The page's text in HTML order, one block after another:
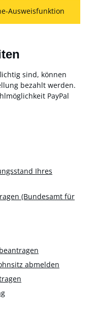
Ausweisfunktion
sind, können
bezahlt werden.
PayPal
Ihres
(Bundesamt für
abmelden